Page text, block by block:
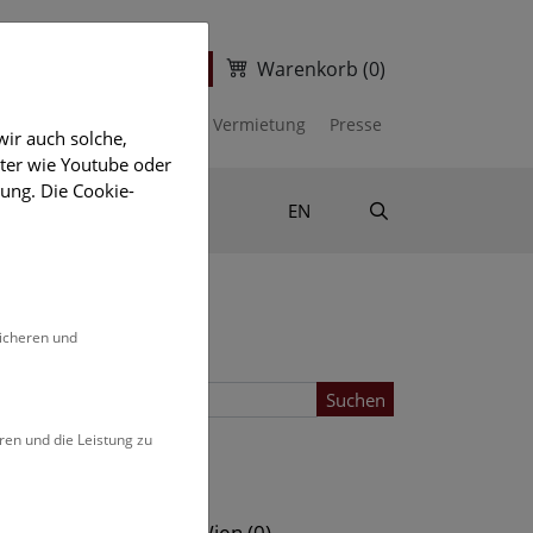
Warenkorb (0)
Vermietung Presse
EN
Suchen
auch solche,
wie Youtube oder
Die Cookie-
und
und die Leistung zu